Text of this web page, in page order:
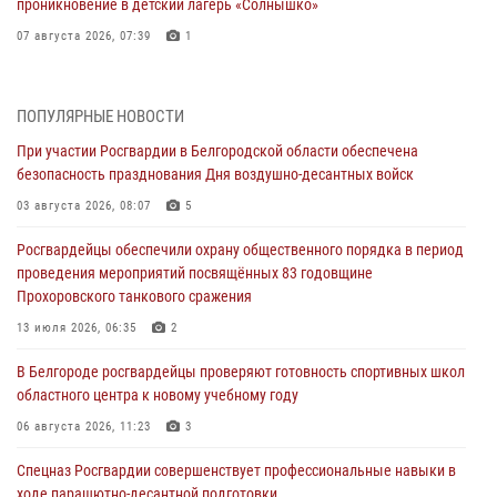
проникновение в детский лагерь «Солнышко»
07 августа 2026, 07:39 1
Подвиги героев‑росгвардейцев увековечили в новой музейной
экспозиции белгородского музея‑диорамы «Курская битва.
06 августа 2026, 12:05 3
В Белгороде росгвардейцы проверяют готовность спортивных школ
областного центра к новому учебному году
Росгвардия обеспечила общественную безопасность празднования
83-й годовщины освобождения г. Белгорода от немецко -
06 августа 2026, 06:54 3
ПОПУЛЯРНЫЕ НОВОСТИ
При участии Росгвардии в Белгородской области обеспечена
безопасность празднования Дня воздушно-десантных войск
03 августа 2026, 08:07 5
Росгвардейцы обеспечили охрану общественного порядка в период
проведения мероприятий посвящённых 83 годовщине
Прохоровского танкового сражения
13 июля 2026, 06:35 2
В Белгороде росгвардейцы проверяют готовность спортивных школ
областного центра к новому учебному году
06 августа 2026, 11:23 3
Спецназ Росгвардии совершенствует профессиональные навыки в
ходе парашютно-десантной подготовки